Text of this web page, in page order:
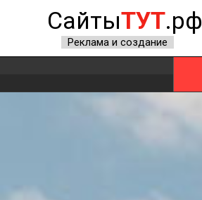
СайтыТУТ.рф
Реклама и создание